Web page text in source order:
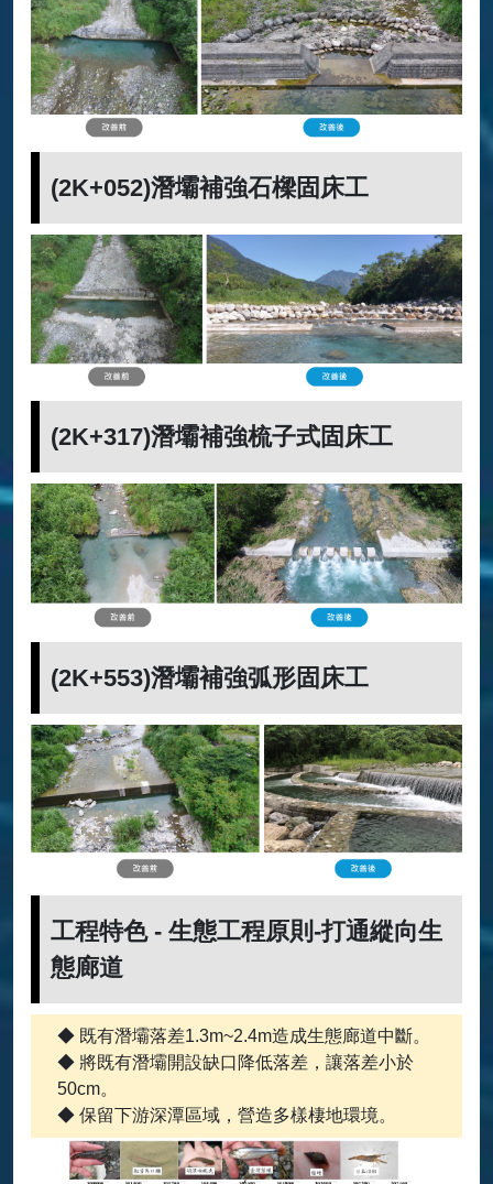
(2K+052)潛壩補強石樑固床工
(2K+317)潛壩補強梳子式固床工
(2K+553)潛壩補強弧形固床工
工程特色 - 生態工程原則-打通縱向生
態廊道
◆ 既有潛壩落差1.3m~2.4m造成生態廊道中斷。
◆ 將既有潛壩開設缺口降低落差，讓落差小於
50cm。
◆ 保留下游深潭區域，營造多樣棲地環境。